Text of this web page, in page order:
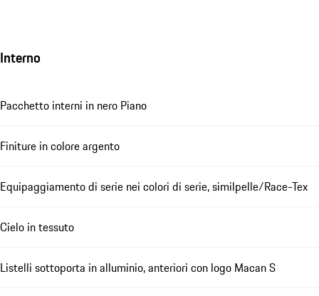
Interno
Pacchetto interni in nero Piano
Finiture in colore argento
Equipaggiamento di serie nei colori di serie, similpelle/Race-Tex
Cielo in tessuto
Listelli sottoporta in alluminio, anteriori con logo Macan S